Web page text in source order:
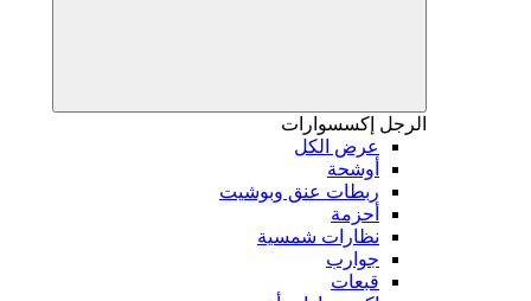
الرجل إكسسوارات
عرض الكل
أوشحة
ربطات عنق وبوشيت
أحزمة
نظارات شمسية
جوارب
قبعات